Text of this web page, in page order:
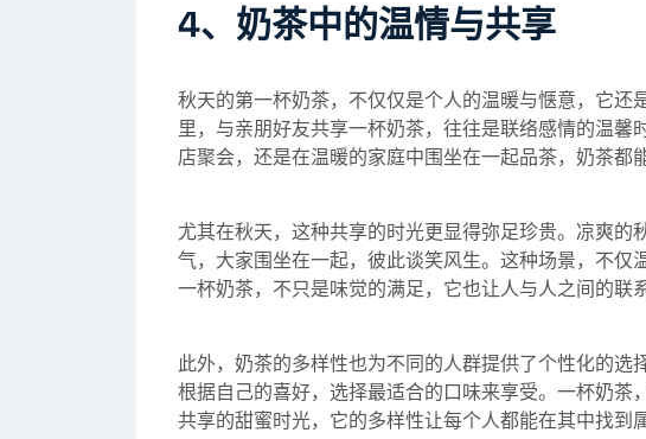
4、奶茶中的温情与共享
秋天的第一杯奶茶，不仅仅是个人的温暖与惬意，它还
里，与亲朋好友共享一杯奶茶，往往是联络感情的温馨
店聚会，还是在温暖的家庭中围坐在一起品茶，奶茶都
尤其在秋天，这种共享的时光更显得弥足珍贵。凉爽的
气，大家围坐在一起，彼此谈笑风生。这种场景，不仅
一杯奶茶，不只是味觉的满足，它也让人与人之间的联
此外，奶茶的多样性也为不同的人群提供了个性化的选
根据自己的喜好，选择最适合的口味来享受。一杯奶茶
共享的甜蜜时光，它的多样性让每个人都能在其中找到